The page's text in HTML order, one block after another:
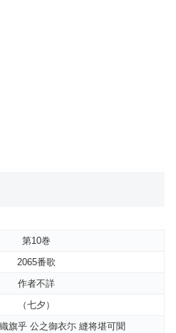
第10巻
2065番歌
作者不詳
（七夕）
旗乎 公之御衣尓 縫将堪可聞